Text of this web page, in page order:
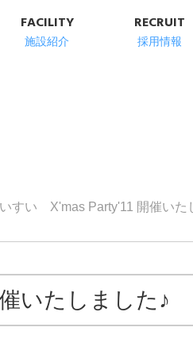
FACILITY
施設紹介
RECRUIT
採用情報
石市の高齢
すい X'mas Party'11 開催いた
いたしました♪